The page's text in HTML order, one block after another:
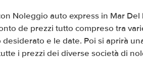
Noleggio auto express in Mar Del
de prezzi tutto compreso tra
e le date. Poi si aprirà
i prezzi dei diverse società di